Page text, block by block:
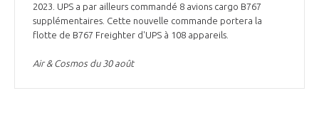
2023. UPS a par ailleurs commandé 8 avions cargo B767
supplémentaires. Cette nouvelle commande portera la
flotte de B767 Freighter d'UPS à 108 appareils.
Air & Cosmos du 30 août